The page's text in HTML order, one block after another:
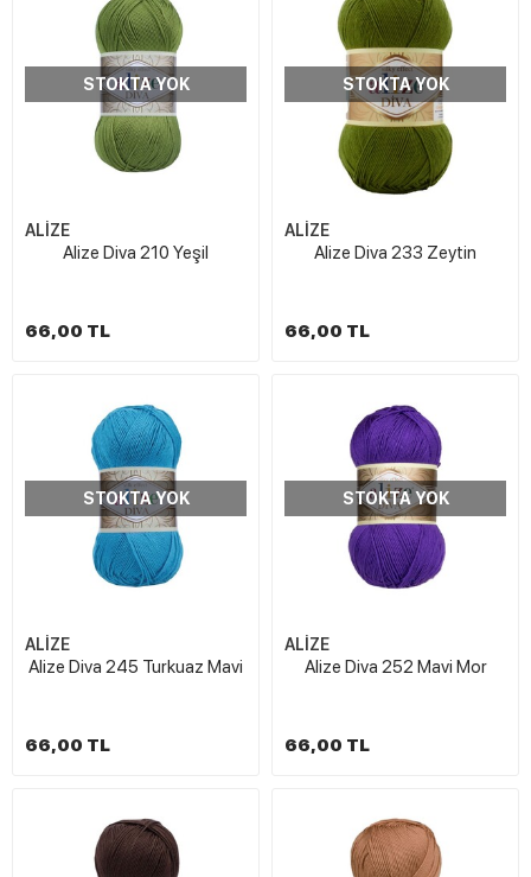
STOKTA YOK
ALİZE
Alize Diva 210 Yeşil
66,00 TL
STOKTA YOK
ALİZE
Alize Diva 233 Zeytin
66,00 TL
STOKTA YOK
ALİZE
Alize Diva 245 Turkuaz Mavi
66,00 TL
STOKTA YOK
ALİZE
Alize Diva 252 Mavi Mor
66,00 TL